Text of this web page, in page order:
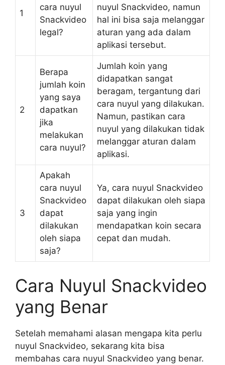
1
cara nuyul
Snackvideo
legal?
nuyul Snackvideo, namun
hal ini bisa saja melanggar
aturan yang ada dalam
aplikasi tersebut.
2
Berapa
jumlah koin
yang saya
dapatkan
jika
melakukan
cara nuyul?
Jumlah koin yang
didapatkan sangat
beragam, tergantung dari
cara nuyul yang dilakukan.
Namun, pastikan cara
nuyul yang dilakukan tidak
melanggar aturan dalam
aplikasi.
3
Apakah
cara nuyul
Snackvideo
dapat
dilakukan
oleh siapa
saja?
Ya, cara nuyul Snackvideo
dapat dilakukan oleh siapa
saja yang ingin
mendapatkan koin secara
cepat dan mudah.
Cara Nuyul Snackvideo
yang Benar
Setelah memahami alasan mengapa kita perlu
nuyul Snackvideo, sekarang kita bisa
membahas cara nuyul Snackvideo yang benar.